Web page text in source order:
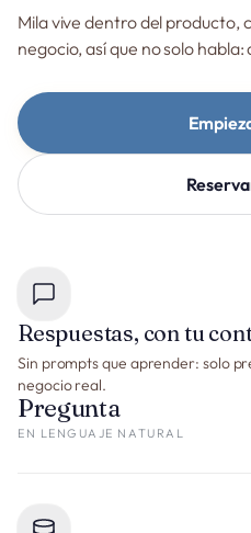
Mila vive dentro del producto,
negocio, así que no solo habla:
Respuestas, con tu
Sin prompts que aprender: solo
negocio real.
Pregunta
EN LENGUAJE NATURAL